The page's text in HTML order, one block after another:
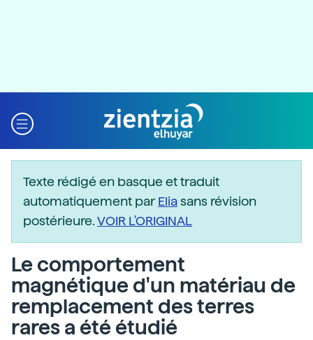
Texte rédigé en basque et traduit
automatiquement parEliasans révision
postérieure.VOIR L'ORIGINAL
Le comportement
magnétique d'un matériau de
remplacement des terres
rares a été étudié